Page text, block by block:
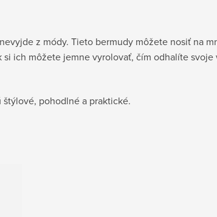
z módy. Tieto bermudy môžete nosiť na
ich môžete jemne vyrolovať, čím odhalíte svoje
pohodlné a praktické.